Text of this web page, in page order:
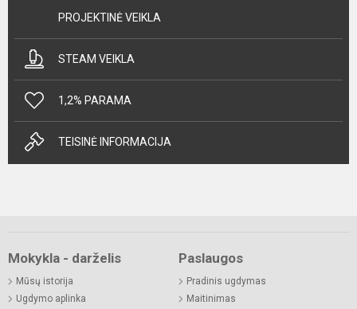
PROJEKTINĖ VEIKLA
STEAM VEIKLA
1,2% PARAMA
TEISINĖ INFORMACIJA
Mokykla - darželis
Mūsų istorija
Ugdymo aplinka
Paslaugos
Pradinis ugdymas
Maitinimas